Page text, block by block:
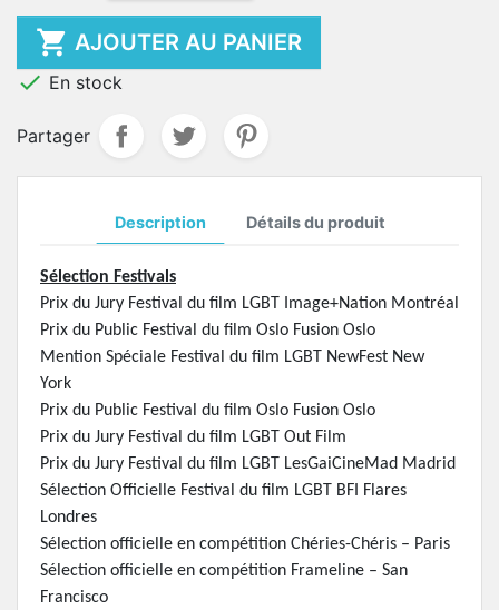
 AJOUTER AU PANIER
 En stock
Partager
Description Détails du produit
Sélection Festivals
Prix du Jury Festival du film LGBT Image+Nation Montréal
Prix du Public Festival du film Oslo Fusion Oslo
Mention Spéciale Festival du film LGBT NewFest New
York
Prix du Public Festival du film Oslo Fusion Oslo
Prix du Jury Festival du film LGBT Out Film
Prix du Jury Festival du film LGBT LesGaiCineMad Madrid
Sélection Officielle Festival du film LGBT BFI Flares
Londres
Sélection officielle en compétition Chéries-Chéris – Paris
Sélection officielle en compétition Frameline – San
Francisco